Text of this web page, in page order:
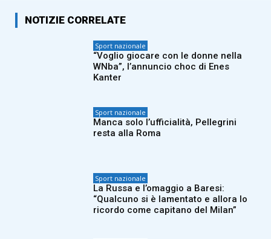
NOTIZIE CORRELATE
Sport nazionale
“Voglio giocare con le donne nella
WNba”, l’annuncio choc di Enes
Kanter
Sport nazionale
Manca solo l’ufficialità, Pellegrini
resta alla Roma
Sport nazionale
La Russa e l’omaggio a Baresi:
“Qualcuno si è lamentato e allora lo
ricordo come capitano del Milan”